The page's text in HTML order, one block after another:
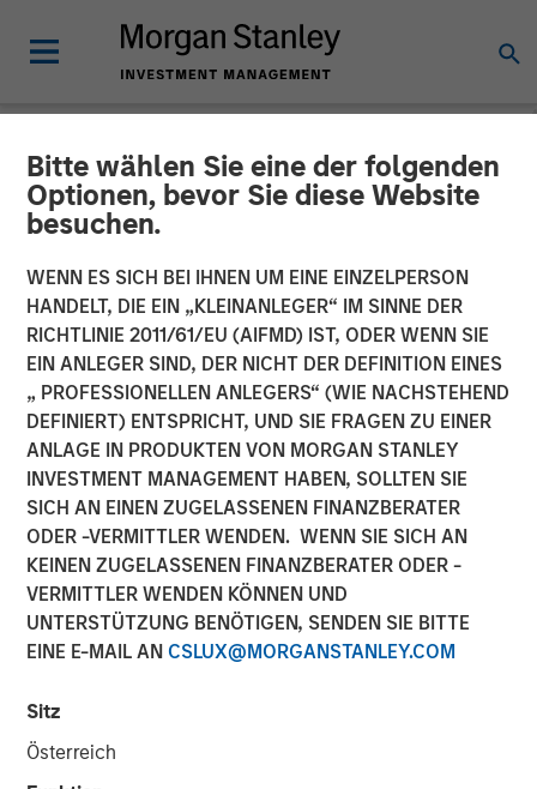
Bitte wählen Sie eine der folgenden
Optionen, bevor Sie diese Website
besuchen.
WENN ES SICH BEI IHNEN UM EINE EINZELPERSON
HANDELT, DIE EIN „KLEINANLEGER“ IM SINNE DER
RICHTLINIE 2011/61/EU (AIFMD) IST, ODER WENN SIE
EIN ANLEGER SIND, DER NICHT DER DEFINITION EINES
„ PROFESSIONELLEN ANLEGERS“ (WIE NACHSTEHEND
DEFINIERT) ENTSPRICHT, UND SIE FRAGEN ZU EINER
ANLAGE IN PRODUKTEN VON MORGAN STANLEY
INVESTMENT MANAGEMENT HABEN, SOLLTEN SIE
SICH AN EINEN ZUGELASSENEN FINANZBERATER
ODER -VERMITTLER WENDEN. WENN SIE SICH AN
KEINEN ZUGELASSENEN FINANZBERATER ODER -
VERMITTLER WENDEN KÖNNEN UND
UNTERSTÜTZUNG BENÖTIGEN, SENDEN SIE BITTE
EINE E-MAIL AN CSLUX@MORGANSTANLEY.COM
Sitz
Österreich
NEWSROOM
1GT Portfolio Investment
Huel to be Acquired by
Danone
24 MÄRZ 2026
NEW YORK – March 24, 2026
Morgan Stanley Investment Management announced
today that Huel, one of the first investments made by the
definitive agreement to be acquired by Danone, a world-